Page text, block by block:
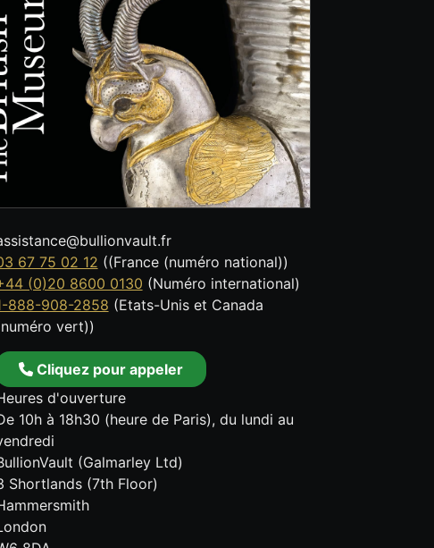
67 75 02 12 ((France (numéro national))
(0)20 8600 0130 (Numéro international)
888-908-2858 (Etats-Unis et Canada
vert))
Cliquez pour appeler
d'ouverture
10h à 18h30 (heure de Paris), du lundi au
(Galmarley Ltd)
Shortlands (7th Floor)